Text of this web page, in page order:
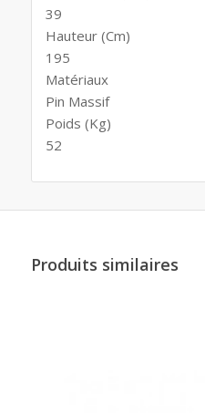
39
Hauteur (Cm)
195
Matériaux
Pin Massif
Poids (Kg)
52
Produits similaires